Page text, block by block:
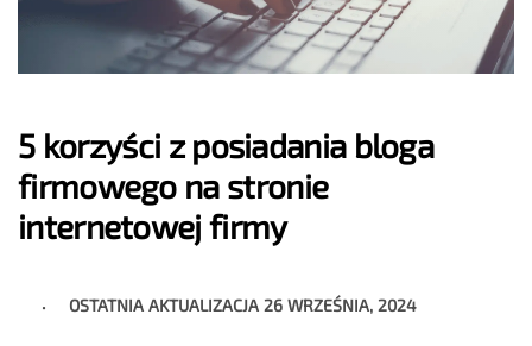
5 korzyści z posiadania bloga
firmowego na stronie
internetowej firmy
OSTATNIA AKTUALIZACJA 26 WRZEŚNIA, 2024